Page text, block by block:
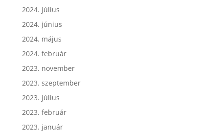
2024. július
2024. június
2024. május
2024. február
2023. november
2023. szeptember
2023. július
2023. február
2023. január